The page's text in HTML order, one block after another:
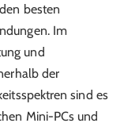
besten
Im
und
der
sind es
Mini-PCs und